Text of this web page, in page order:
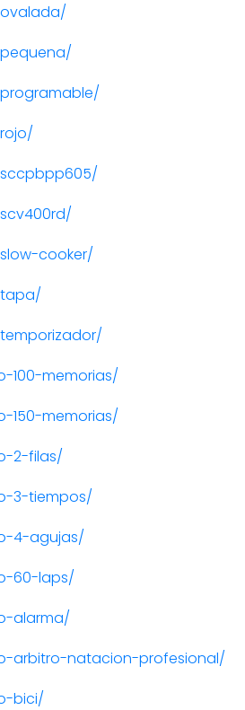
cooker/
100-memorias/
150-memorias/
2-filas/
3-tiempos/
4-agujas/
60-laps/
alarma/
arbitro-natacion-profesional/
bici/